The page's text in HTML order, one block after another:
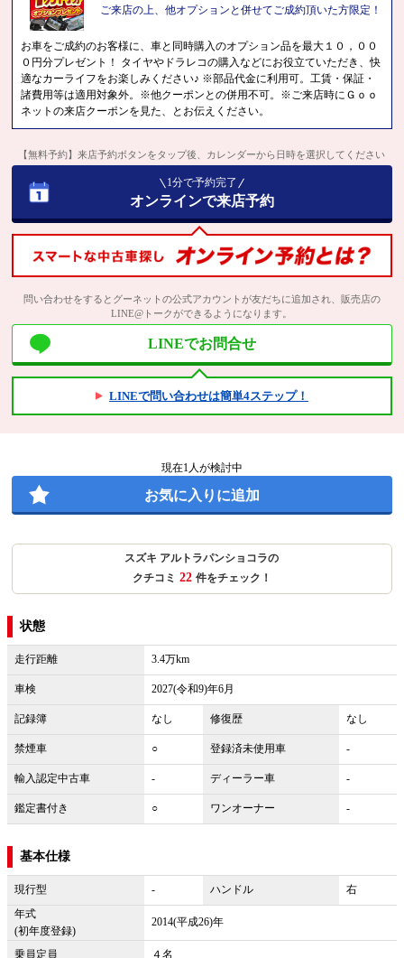
ご来店の上、他オプションと併せてご成約頂いた方限定！
お車をご成約のお客様に、車と同時購入のオプション品を最大１０，００
０円分プレゼント！ タイヤやドラレコの購入などにお役立ていただき、快
適なカーライフをお楽しみください♪ ※部品代金に利用可。工賃・保証・
諸費用等は適用対象外。※他クーポンとの併用不可。※ご来店時にＧｏｏ
ネットの来店クーポンを見た、とお伝えください。
【無料予約】来店予約ボタンをタップ後、カレンダーから日時を選択してください
1分で予約完了
オンラインで来店予約
問い合わせをするとグーネットの公式アカウントが友だちに追加され、販売店の
LINE@トークができるようになります。
LINEでお問合せ
LINEで問い合わせは簡単4ステップ！
現在1人が検討中
お気に入りに追加
スズキ アルトラパンショコラの
クチコミ 22 件をチェック！
状態
走行距離 3.4万km
車検 2027(令和9)年6月
記録簿 なし 修復歴 なし
禁煙車 ○ 登録済未使用車 -
輸入認定中古車 - ディーラー車 -
鑑定書付き ○ ワンオーナー -
基本仕様
現行型 - ハンドル
右
年式
(初年度登録)
2014(平成26)年
乗員定員 ４名